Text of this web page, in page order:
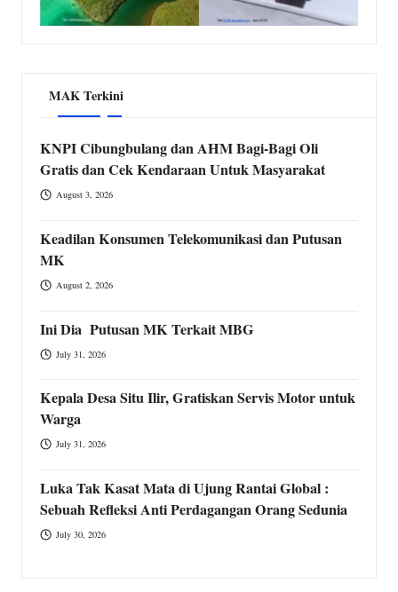
MAK Terkini
KNPI Cibungbulang dan AHM Bagi-Bagi Oli
Gratis dan Cek Kendaraan Untuk Masyarakat
August 3, 2026
Keadilan Konsumen Telekomunikasi dan Putusan
MK
August 2, 2026
Ini Dia Putusan MK Terkait MBG
July 31, 2026
Kepala Desa Situ Ilir, Gratiskan Servis Motor untuk
Warga
July 31, 2026
Luka Tak Kasat Mata di Ujung Rantai Global :
Sebuah Refleksi Anti Perdagangan Orang Sedunia
July 30, 2026